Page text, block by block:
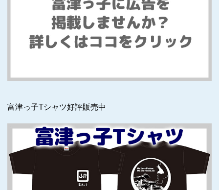
富津っ子Tシャツ好評販売中